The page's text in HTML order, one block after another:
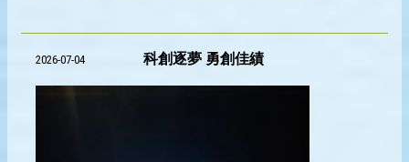
2026-07-04 科創逐夢 勇創佳績